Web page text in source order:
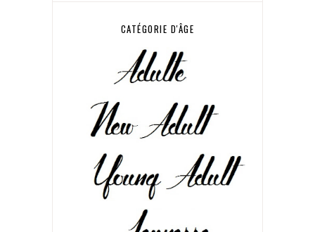
CATÉGORIE D'ÂGE